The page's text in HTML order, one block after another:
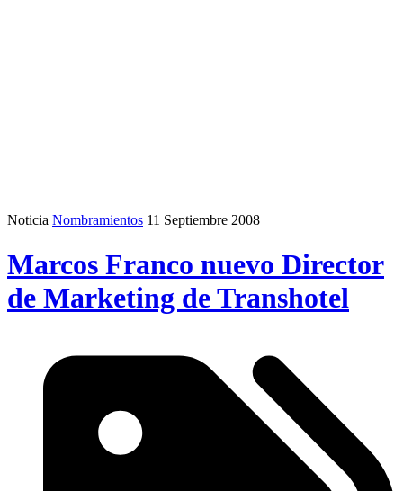
Noticia Nombramientos 11 Septiembre 2008
Marcos Franco nuevo Director
de Marketing de Transhotel